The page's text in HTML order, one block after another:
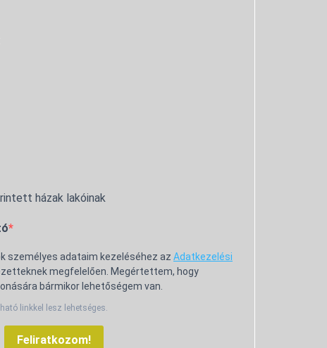
házak lakóinak
személyes adataim kezeléséhez az Adatkezelési
megfelelően. Megértettem, hogy
bármikor lehetőségem van.
linkkel lesz lehetséges.
Feliratkozom!